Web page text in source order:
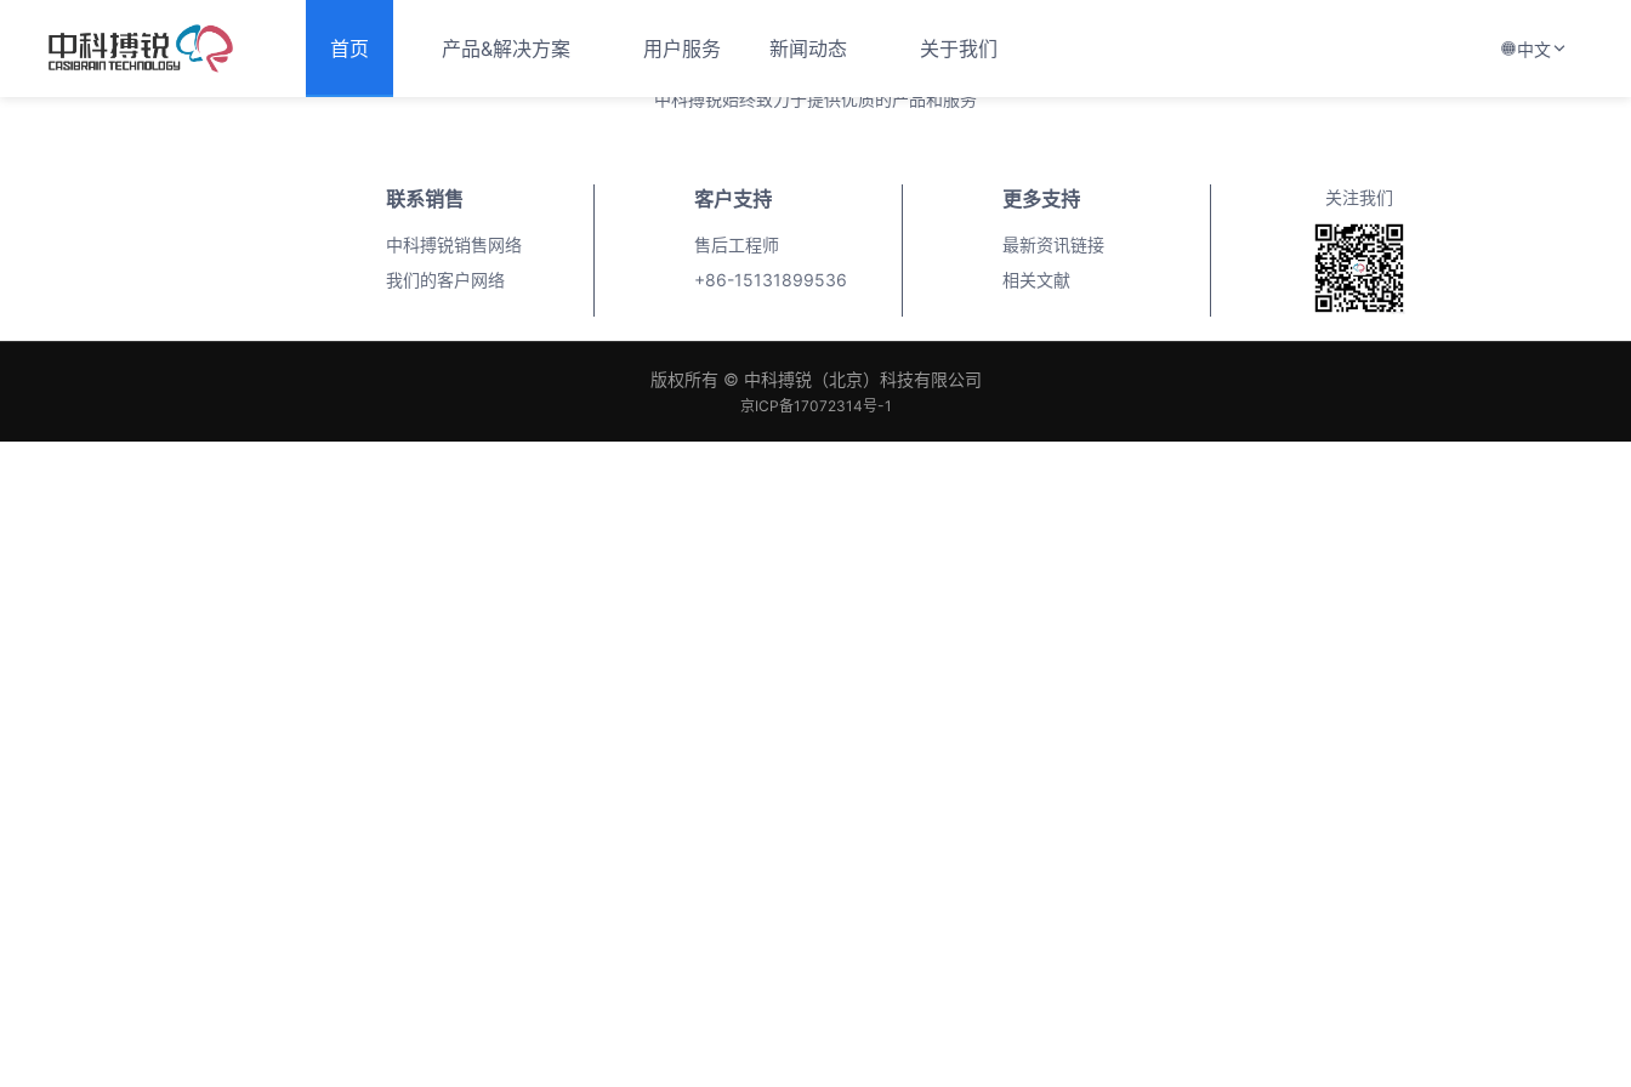
首页 产品&解决方案 用户服务 新闻动态 关于我们 中文
让脑健康长青
中科搏锐始终致力于提供优质的产品和服务
联系销售
中科搏锐销售网络
我们的客户网络
客户支持
售后工程师
+86-15131899536
更多支持
最新资讯链接
相关文献
关注我们
版权所有 © 中科搏锐（北京）科技有限公司
京ICP备17072314号-1